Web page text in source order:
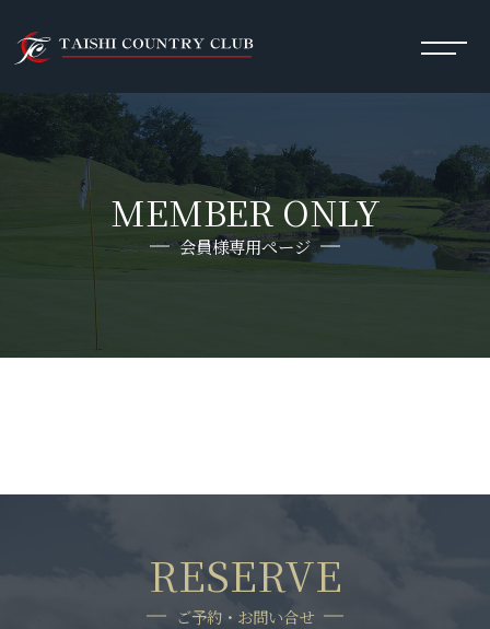
MEMBER ONLY
会員様専用ページ
RESERVE
ご予約・お問い合せ